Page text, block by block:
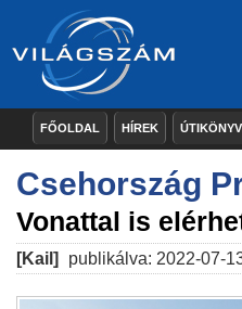
FŐOLDAL HÍREK
Csehország
Vonattal is
[Kail] publikálva: 2022-07-